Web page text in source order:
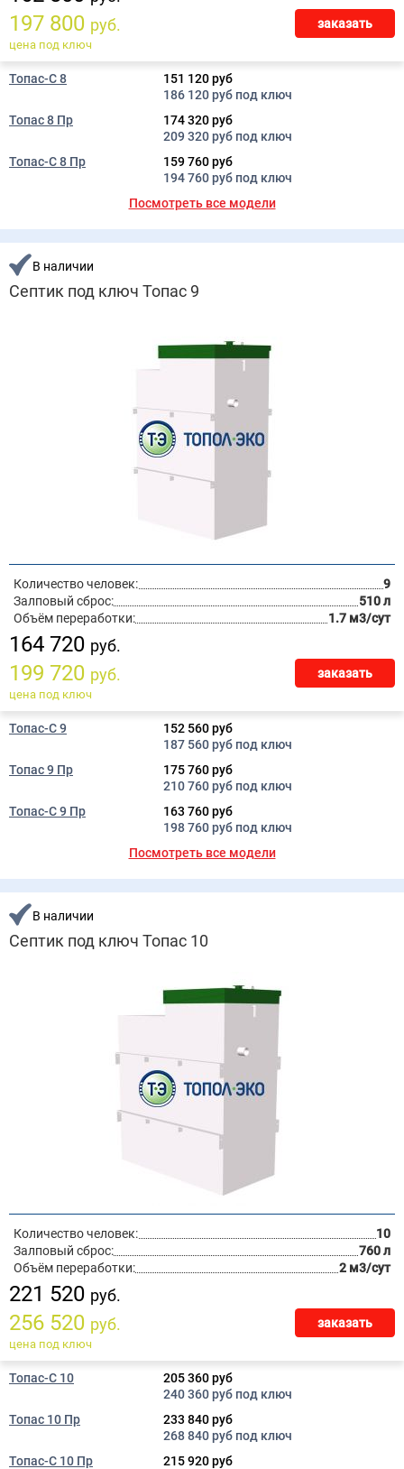
197 800 руб. заказать
цена под ключ
Топас-С 8
151 120 руб
186 120 руб под ключ
Топас 8 Пр
174 320 руб
209 320 руб под ключ
Топас-С 8 Пр
159 760 руб
194 760 руб под ключ
Посмотреть все модели
В наличии
Септик под ключ Топас 9
Количество человек:
9
Залповый сброс:
510 л
Объём переработки:
1.7 м3/сут
164 720 руб.
199 720 руб. заказать
цена под ключ
Топас-С 9
152 560 руб
187 560 руб под ключ
Топас 9 Пр
175 760 руб
210 760 руб под ключ
Топас-С 9 Пр
163 760 руб
198 760 руб под ключ
Посмотреть все модели
В наличии
Септик под ключ Топас 10
Количество человек:
10
Залповый сброс:
760 л
Объём переработки:
2 м3/сут
221 520 руб.
256 520 руб. заказать
цена под ключ
Топас-С 10
205 360 руб
240 360 руб под ключ
Топас 10 Пр
233 840 руб
268 840 руб под ключ
Топас-С 10 Пр
215 920 руб